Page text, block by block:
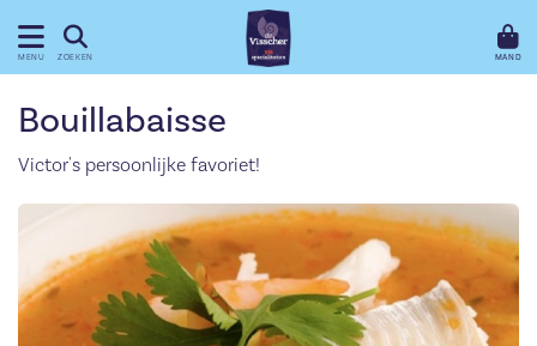
MENU ZOEKEN MAND
Bouillabaisse
Victor's persoonlijke favoriet!